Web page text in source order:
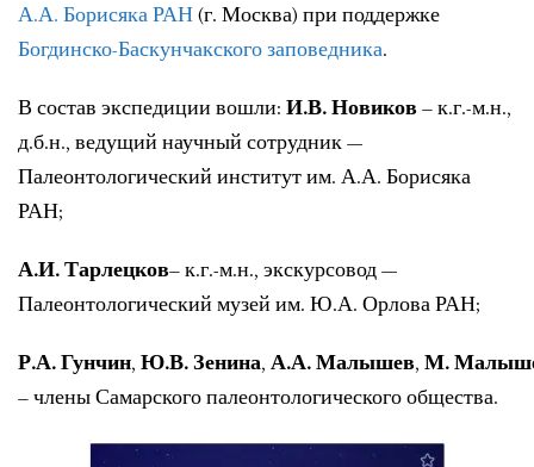
А.А. Борисяка РАН(г. Москва) при поддержке
Богдинско-Баскунчакского заповедника.
В состав экспедиции вошли: И.В. Новиков– к.г.-м.н.,
д.б.н., ведущий научный сотрудник —
Палеонтологический институт им. А.А. Борисяка
РАН;
А.И. Тарлецков– к.г.-м.н., экскурсовод —
Палеонтологический музей им. Ю.А. Орлова РАН;
Р.А. Гунчин, Ю.В. Зенина, А.А. Малышев, М.
– члены Самарского палеонтологического общества.